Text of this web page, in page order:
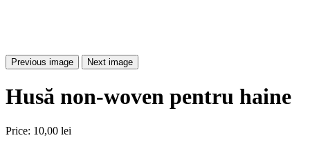
Previous image Next image
Husă non-woven pentru haine
Price: 10,00 lei